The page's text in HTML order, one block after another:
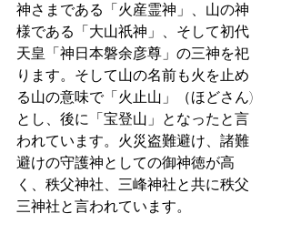
神さまである「火産霊神」、山の神
様である「大山祇神」、そして初代
天皇「神日本磐余彦尊」の三神を祀
ります。そして山の名前も火を止め
る山の意味で「火止山」（ほどさん)
とし、後に「宝登山」となったと言
われています。火災盗難避け、諸難
避けの守護神としての御神徳が高
く、秩父神社、三峰神社と共に秩父
三神社と言われています。